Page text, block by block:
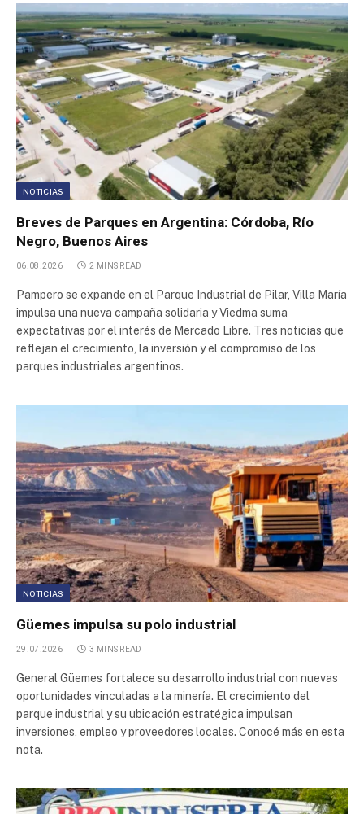
Area Industrial Puerto Boyacá
Area Industrial (CHOAPAR)
Area Industrial Saurimo
Area Industrial Tungkal Jaya
Area industrial Puerto Francisco de Orellana
Area Industrial Las Parejas
Parque de Servicios e Industrias Palmira
Sector Industrial Planificado Carmen de Patagones
Parque Industrial AMCO
Plaza Logística
Plaza Logística
Parque Industrial Morteros
Parque Industrial Uriburu Oeste
Parque Industrial Chivilcoy
Parque Industrial Villa El Salvador
NOTICIAS
Breves de Parques en Argentina: Córdoba, Río
Negro, Buenos Aires
06.08.2026 2 MINS READ
Pampero se expande en el Parque Industrial de Pilar, Villa María
impulsa una nueva campaña solidaria y Viedma suma
expectativas por el interés de Mercado Libre. Tres noticias que
reflejan el crecimiento, la inversión y el compromiso de los
parques industriales argentinos.
NOTICIAS
Güemes impulsa su polo industrial
29.07.2026 3 MINS READ
General Güemes fortalece su desarrollo industrial con nuevas
oportunidades vinculadas a la minería. El crecimiento del
parque industrial y su ubicación estratégica impulsan
inversiones, empleo y proveedores locales. Conocé más en esta
nota.